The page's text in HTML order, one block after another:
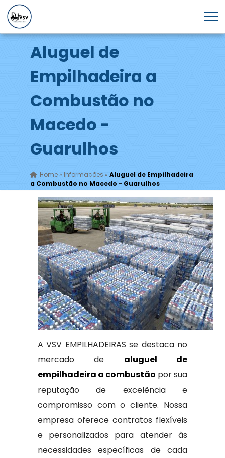
Aluguel de
Empilhadeira a
Combustão no
Macedo -
Guarulhos
Home» Informações » Aluguel de Empilhadeira
a Combustão no Macedo - Guarulhos
A VSV EMPILHADEIRAS se destaca no
mercado de aluguel de
empilhadeira a combustão por sua
reputação de excelência e
compromisso com o cliente. Nossa
empresa oferece contratos flexíveis
e personalizados para atender às
necessidades específicas de cada